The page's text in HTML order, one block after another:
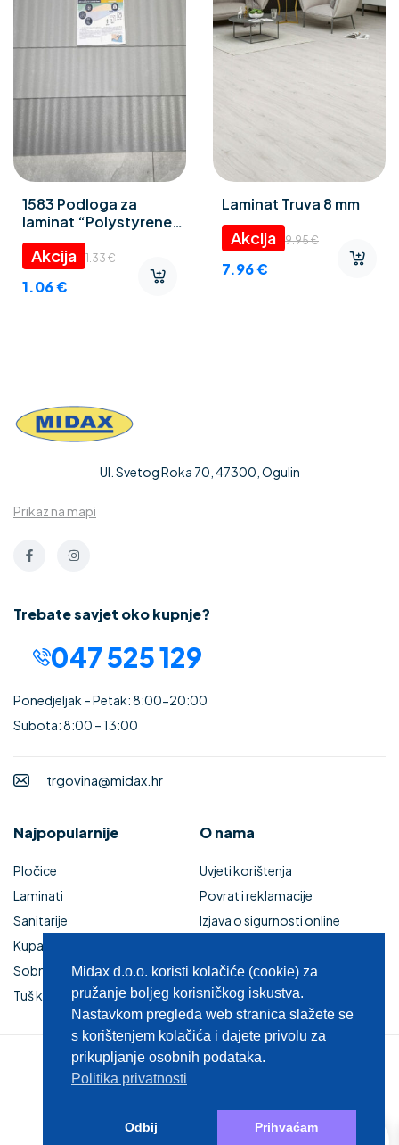
1583 Podloga za
laminat “Polystyrene
foam” 3 mm
1.33€
1.06€
Laminat Truva 8 mm
9.95€
7.96€
Ul. Svetog Roka 70, 47300, Ogulin
Prikaz na mapi
Trebate savjet oko kupnje?
047 525 129
Ponedjeljak – Petak: 8:00-20:00
Subota: 8:00 – 13:00
trgovina@midax.hr
Najpopularnije
Pločice
Laminati
Sanitarije
Kupaonski namještaj
Sobna vrata
Tuš kabine i kade
O nama
Uvjeti korištenja
Povrat i reklamacije
Izjava o sigurnosti online
Kupaonski namještaj
Zaštita privatnosti
© 2025 MIDAX d.o.o.
Midax d.o.o. koristi kolačiće (cookie) za
pružanje boljeg korisničkog iskustva.
Nastavkom pregleda web stranica slažete se
s korištenjem kolačića i dajete privolu za
prikupljanje osobnih podataka.
Politika privatnosti
Odbij Prihvaćam